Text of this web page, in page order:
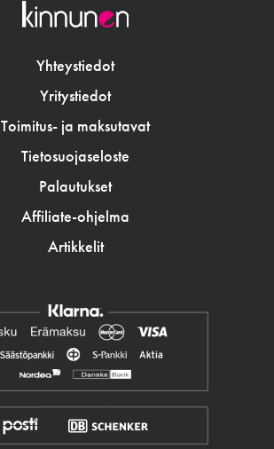
Yhteystiedot
Yritystiedot
Toimitus- ja maksutavat
Tietosuojaseloste
Palautukset
Affiliate-ohjelma
Artikkelit